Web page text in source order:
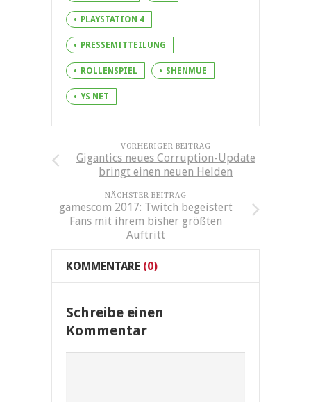
PLAYSTATION 4
PRESSEMITTEILUNG
ROLLENSPIEL SHENMUE
YS NET
VORHERIGER BEITRAG
Gigantics neues Corruption-Update
bringt einen neuen Helden
NÄCHSTER BEITRAG
gamescom 2017: Twitch begeistert
Fans mit ihrem bisher größten
Auftritt
KOMMENTARE (0)
Schreibe einen
Kommentar